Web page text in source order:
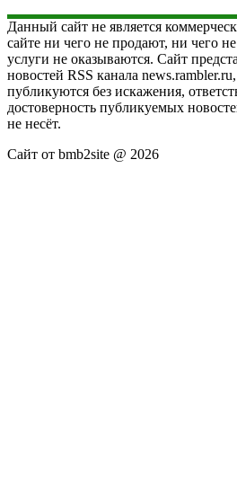
Данный сайт не является
сайте ни чего не продают, ни чего
услуги не оказываются. Сайт
новостей RSS канала
публикуются без искажения,
достоверность публикуемых
не несёт.
Сайт от bmb2site @ 2026